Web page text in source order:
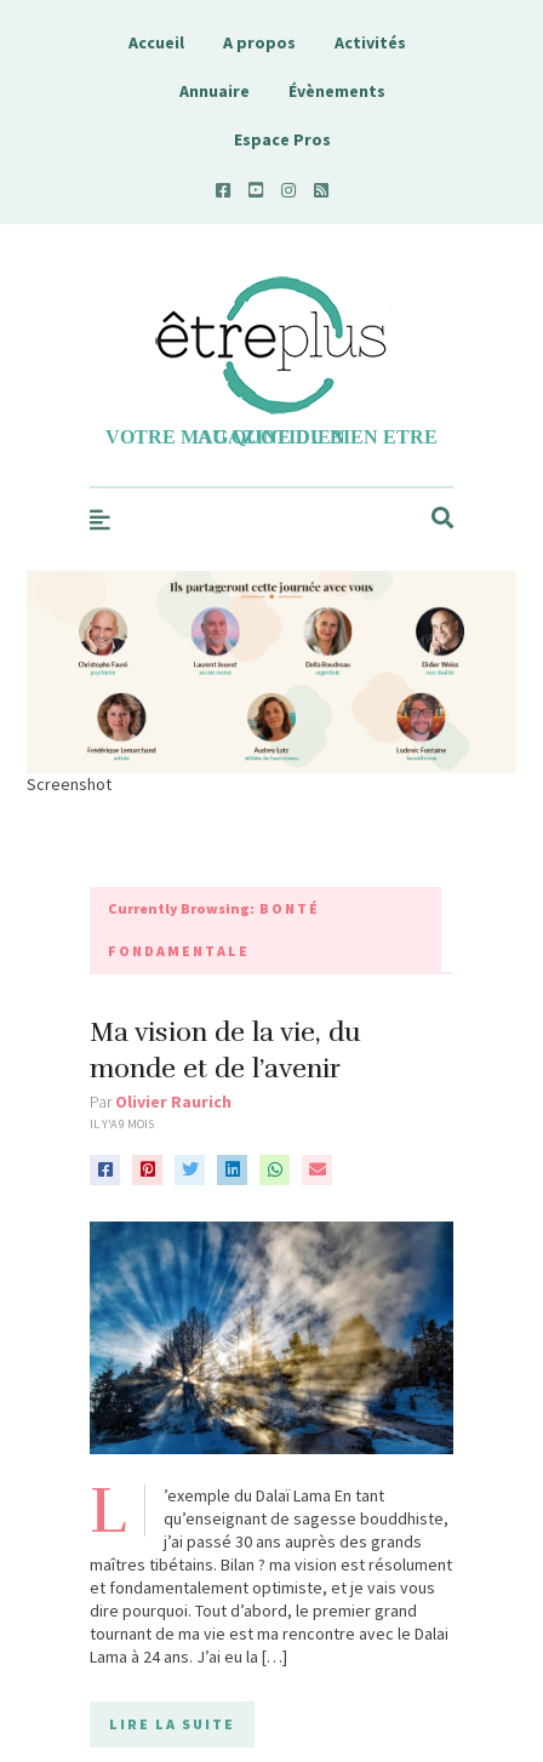
Accueil A propos Activités
Annuaire Évènements
Espace Pros
Etreplus
VOTRE MAGAZINE DU BIEN ETRE AU QUOTIDIEN
Screenshot
Currently Browsing: BONTÉ
FONDAMENTALE
Ma vision de la vie, du
monde et de l’avenir
ParOlivier Raurich
IL Y'A 9 MOIS
L
’exemple du Dalaï Lama En tant
qu’enseignant de sagesse bouddhiste,
j’ai passé 30 ans auprès des grands
maîtres tibétains. Bilan ? ma vision est résolument
et fondamentalement optimiste, et je vais vous
dire pourquoi. Tout d’abord, le premier grand
tournant de ma vie est ma rencontre avec le Dalai
Lama à 24 ans. J’ai eu la […]
LIRE LA SUITE